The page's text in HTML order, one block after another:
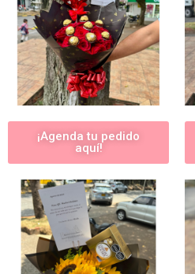
¡Agenda tu pedido
aquí!